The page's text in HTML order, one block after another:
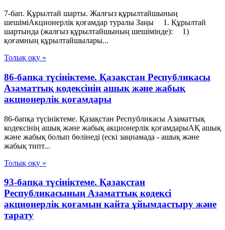
7-бап. Құрылтай шарты. Жалғыз құрылтайшының
шешіміАкционерлік қоғамдар туралы Заңы 1. Құрылтай
шартында (жалғыз құрылтайшының шешімінде): 1)
қоғамның құрылтайшылары...
Толық оқу »
86-бапқа түсініктеме. Қазақстан Республикасы
Азаматтық кодексінің ашық және жабық
акционерлік қоғамдары
86-бапқа түсініктеме. Қазақстан Республикасы Азаматтық
кодексінің ашық және жабық акционерлік қоғамдарыАҚ ашық
және жабық болып бөлінеді (ескі заңнамада - ашық және
жабық типт...
Толық оқу »
93-бапқа түсініктеме. Қазақстан
Республикасының Азаматтық кодексі
акционерлік қоғамын қайта ұйымдастыру және
тарату